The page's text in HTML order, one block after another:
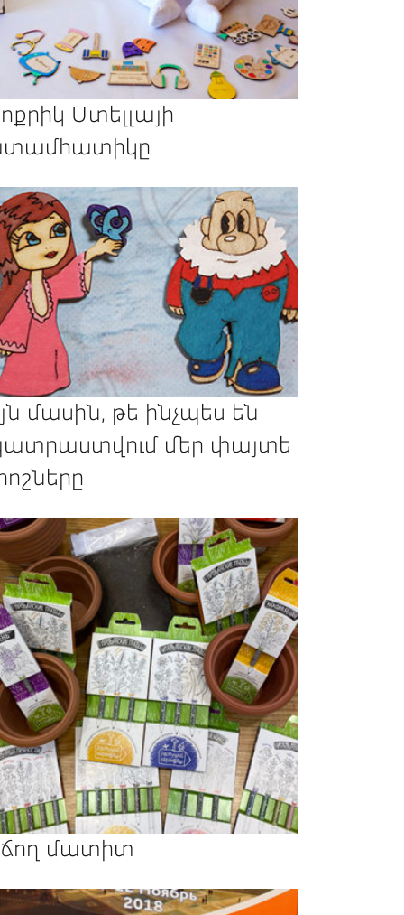
Ստելլայի
մասին, թե ինչպես են
մեր փայտե
մատիտ